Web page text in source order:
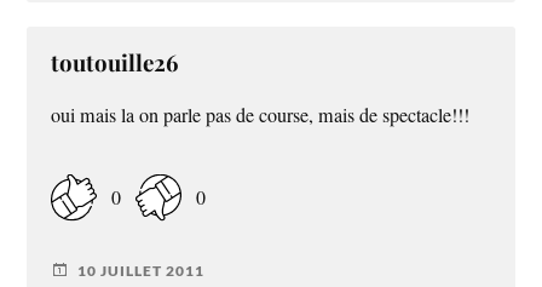
toutouille26
oui mais la on parle pas de course, mais de spectacle!!!
0 0
10 JUILLET 2011